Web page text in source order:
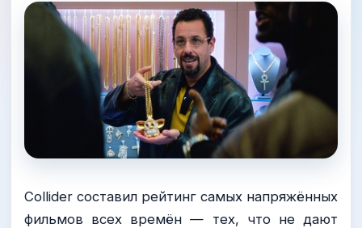
Collider составил рейтинг самых напряжённых
фильмов всех времён — тех, что не дают